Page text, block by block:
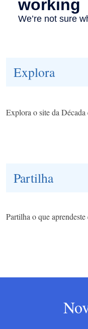
Explora
Explora o site da Década
Partilha
Partilha o que